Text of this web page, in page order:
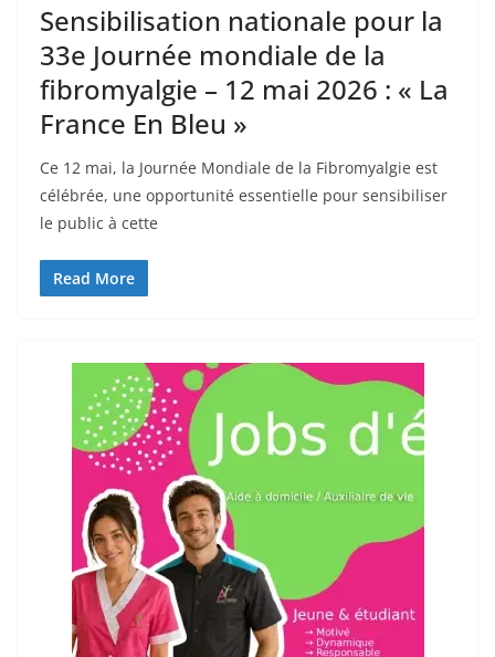
Sensibilisation nationale pour la
33e Journée mondiale de la
fibromyalgie – 12 mai 2026 : « La
France En Bleu »
Ce 12 mai, la Journée Mondiale de la Fibromyalgie est
célébrée, une opportunité essentielle pour sensibiliser
le public à cette
Read More